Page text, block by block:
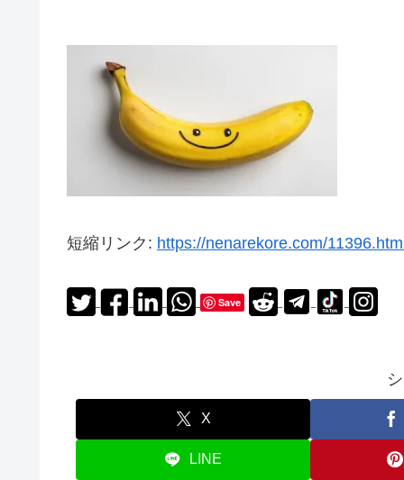
短縮リンク: https://nenarekore.com/
Save
X
LINE